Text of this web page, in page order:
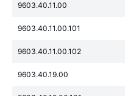
9603.40.11.00
9603.40.11.00.101
9603.40.11.00.102
9603.40.19.00